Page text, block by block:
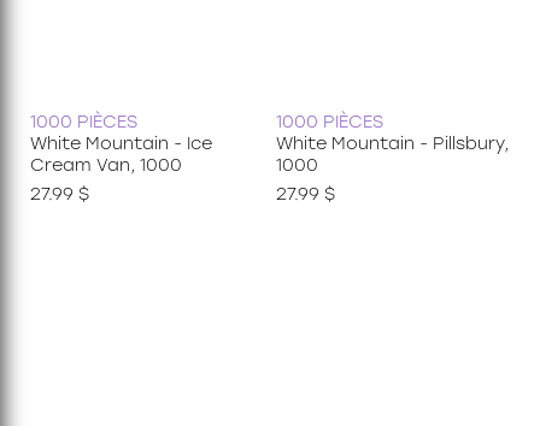
1000 PIÈCES
White Mountain - Ice
Cream Van, 1000
27.99 $
1000 PIÈCES
White Mountain - Pillsbury,
1000
27.99 $